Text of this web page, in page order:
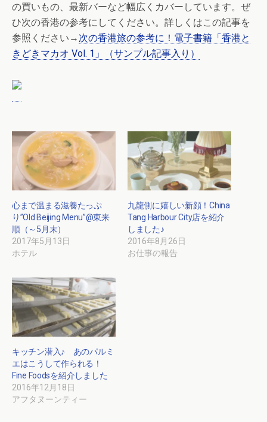
の買いもの、最新バーなど幅広くカバーしています。ぜ
ひ次の香港の参考にしてください。詳しくはこの記事を
参照ください→ 次の香港旅の参考に！電子書籍「香港と
きどきマカオ Vol. 1」（サンプル記事入り）
心まで温まる滋養たっぷ
り”Old Beijing Menu”@東来
順（～5月末）
2017年5月13日
ホテル
九龍側に嬉しい新顔！China
Tang Harbour City店を紹介
しました♪
2016年8月26日
お仕事の報告
キッチン潜入♪ あのパルミ
エはこうして作られる！
Fine Foodsを紹介しました
2016年12月18日
アフタヌーンティー